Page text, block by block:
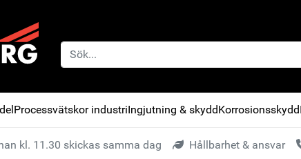
Processvätskor industriIngjutning & skyddKorrosionsskydd
kl. 11.30 skickas samma dag Hållbarhet & ansvar